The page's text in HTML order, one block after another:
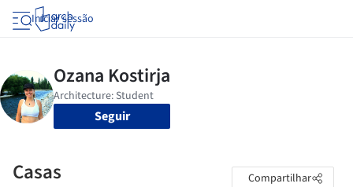
Iniciar sessão
Seguir
Casas Compartilhar